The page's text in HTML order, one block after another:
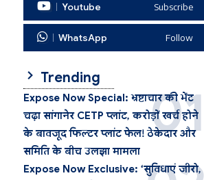
Youtube Subscribe
WhatsApp Follow
Trending
Expose Now Special: भ्रष्टाचार की भेंट
चढ़ा सांगानेर CETP प्लांट, करोड़ों खर्च होने
के बावजूद फिल्टर प्लांट फेल! ठेकेदार और
समिति के बीच उलझा मामला
Expose Now Exclusive: ‘सुविधाएं जीरो,